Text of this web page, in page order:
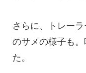
さらに、トレー
のサメの様子も
た。